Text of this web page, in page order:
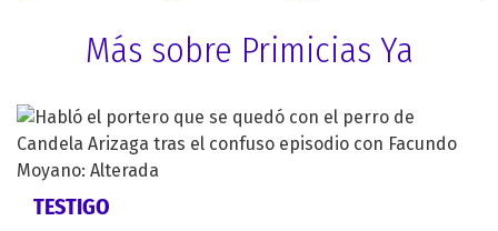
Más sobre Primicias Ya
TESTIGO